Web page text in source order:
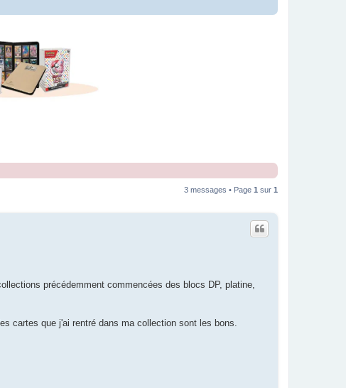
3 messages • Page 1 sur 1
précédemment commencées des blocs DP, platine,
cartes que j'ai rentré dans ma collection sont les bons.